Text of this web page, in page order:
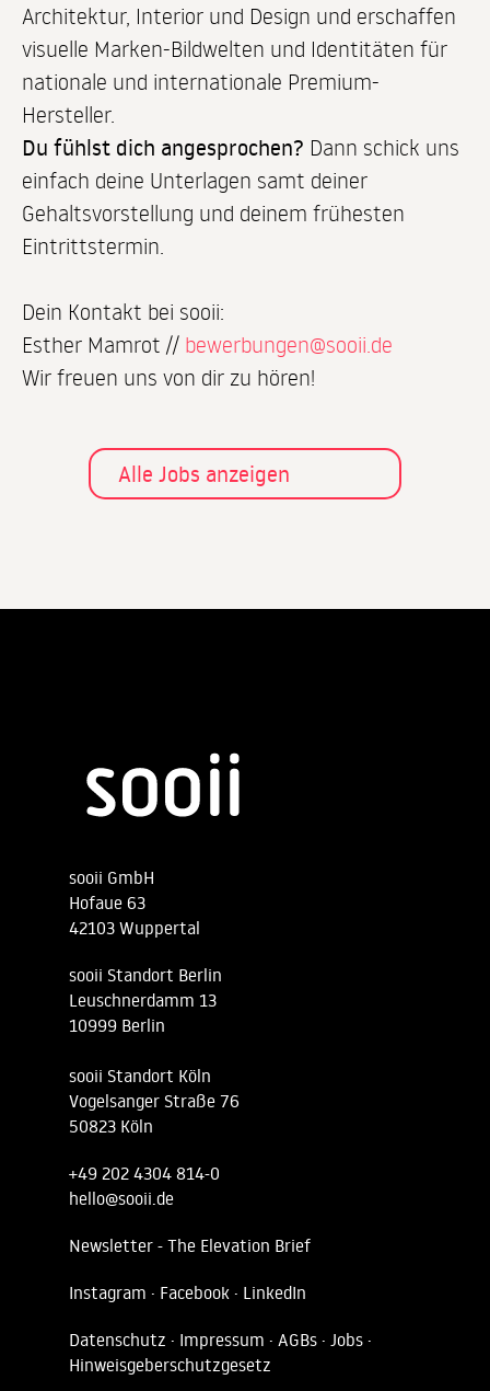
Architektur, Interior und Design und erschaffen
visuelle Marken-Bildwelten und Identitäten für
nationale und internationale Premium-
Hersteller.
Du fühlst dich angesprochen? Dann schick uns
einfach deine Unterlagen samt deiner
Gehaltsvorstellung und deinem frühesten
Eintrittstermin.
Dein Kontakt bei sooii:
Esther Mamrot // bewerbungen@sooii.de
Wir freuen uns von dir zu hören!
Alle Jobs anzeigen
sooii GmbH
Hofaue 63
42103 Wuppertal
sooii Standort Berlin
Leuschnerdamm 13
10999 Berlin
sooii Standort Köln
Vogelsanger Straße 76
50823 Köln
+49 202 4304 814-0
hello@sooii.de
Newsletter - The Elevation Brief
Instagram · Facebook · LinkedIn
Datenschutz · Impressum · AGBs· Jobs·
Hinweisgeberschutzgesetz